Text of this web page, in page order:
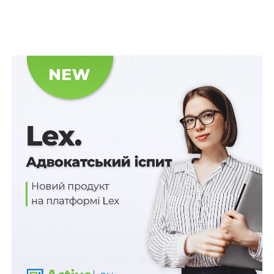
обвинувальний вирок належними, допустимими та
достовірними доказами, які було розглянуто в
судовому засіданні й оцінено в їх сукупності з точки
зору достатності та взаємозв`язку згідно зіст. 94
Судом першої інстанції
в судовому засіданні
безпосередньо було оглянуто зазначені речові
докази – долари США
, які було вилучено з належної
обвинуваченому сумки під час огляду місця події і які
зберігались у спеціальному пакеті.
Якщо обман був лише способом
отримати доступ до майна, а вилучення майна
відбувалося відкрито, такі дії слід кваліфікувати
як грабіж